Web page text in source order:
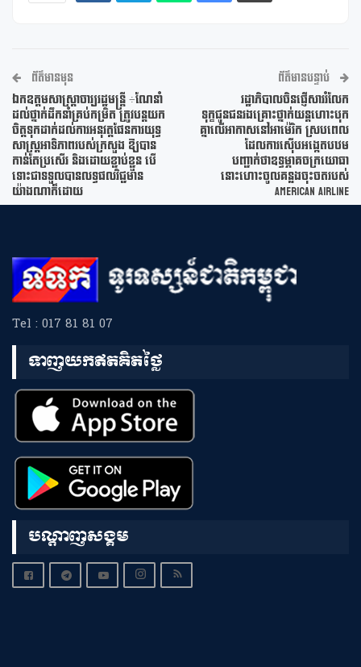
ព័ត៌មានមុន
ឯកឧត្តមសាស្រ្តាចារ្យរដ្ឋមន្រ្តី ÷ណែនាំ
ដល់ថ្នាក់ដឹកនាំគ្រប់កម្រិត ត្រូវបន្តយក
ចិត្តទុកដាក់ដល់ការអនុវត្តផែនការយុទ្ធ
សាស្រ្តអាទិភាពរបស់ក្រសួង ឱ្យបាន
កាន់តែប្រសើរ និងដោយខ្ជាប់ខ្ជួន បើ
ទោះជាទទួលបានលទ្ធផលវិជ្ជមាន
យ៉ាងណាក៏ដោយ
ព័ត៌មានបន្ទាប់
រដ្ឋាភិបាលចិនផ្ញើសាររំលែក
ទុក្ខជូនជនរងគ្រោះថ្នាក់យន្តហោះបុក
គ្នាលើអាកាសនៅអាម៉េរិក ស្របពេល
ដែលការស៊ើបអង្កេតបឋម
បញ្ជាក់ថាឧទ្ធម្ភាគចក្រយោធា
នោះហោះចូលគន្លងចុះចតរបស់
American Airline
Tel : 017 81 81 07
ទាញយកឥតគិតថ្លៃ
បណ្តាញសង្គម